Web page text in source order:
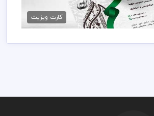
طرح کارت ویزیت خوشنویسی
79,000 تومان
کارت ویزیت